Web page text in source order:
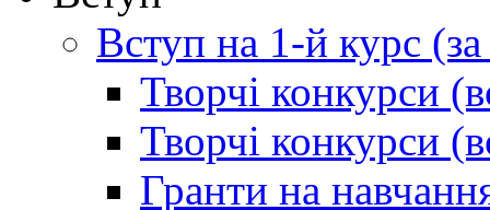
Вступ на 1-й курс
Творчі конкурси
Творчі конкурси
Гранти на